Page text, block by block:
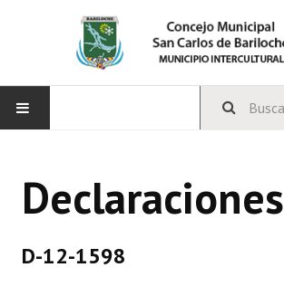
CONCEJO
Declaraciones
D-12-1598